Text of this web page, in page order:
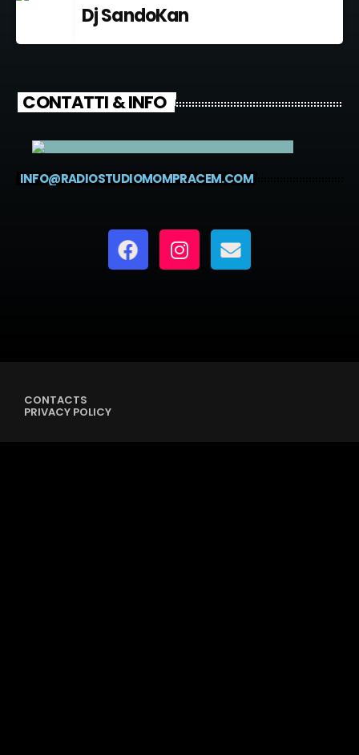
Dj SandoKan
CONTATTI & INFO
INFO@RADIOSTUDIOMOMPRACEM.COM
CONTACTS
PRIVACY POLICY